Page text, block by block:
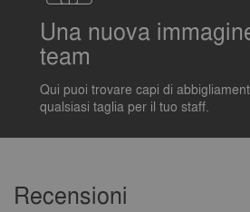
Una nuova
team
Qui puoi trovare capi di
qualsiasi taglia per il tuo staff.
Recensioni